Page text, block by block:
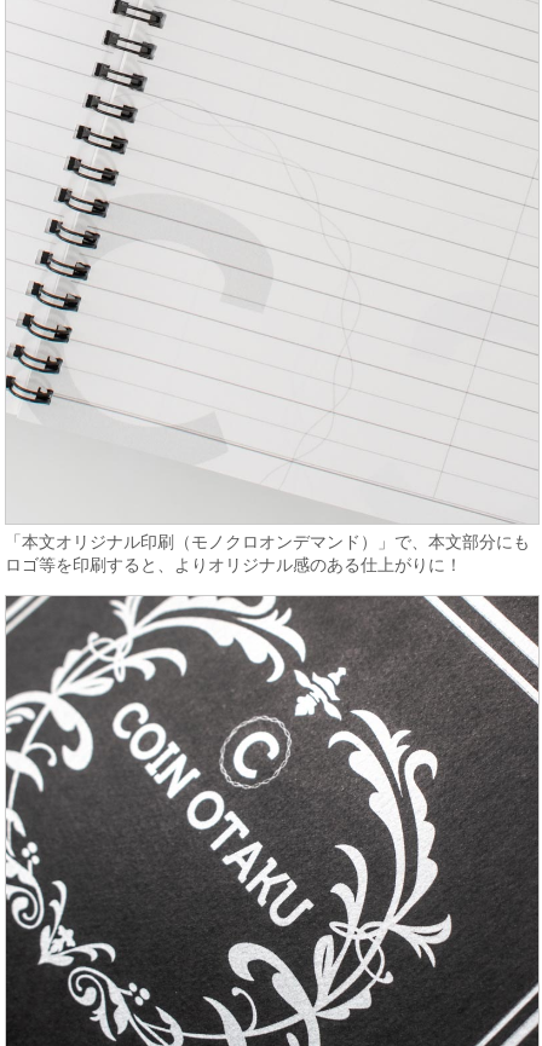
「本文オリジナル印刷（モノクロオンデマンド）」で、本文部分にも
ロゴ等を印刷すると、よりオリジナル感のある仕上がりに！